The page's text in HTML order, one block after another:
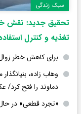
سبک زندگی
تحقیق جدید: نقش
تغذیه و کنترل
برای کاهش خطر
وهاب زاده،
دماوند را فتح کرد/
«تجرد قطعی» در